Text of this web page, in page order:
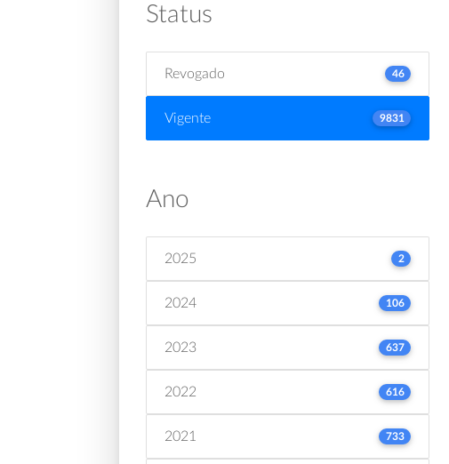
Status
Revogado 46
Vigente 9831
Ano
2025 2
2024 106
2023 637
2022 616
2021 733